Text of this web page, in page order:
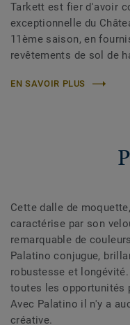
Tarkett est fier d'avoir
exceptionnelle du
11ème saison, en
revêtements de sol de
EN SAVOIR PLUS
Cette dalle de
caractérise par son
remarquable de
Palatino conjugue,
robustesse et
toutes les opportunités
Avec Palatino il n'y a
créative.